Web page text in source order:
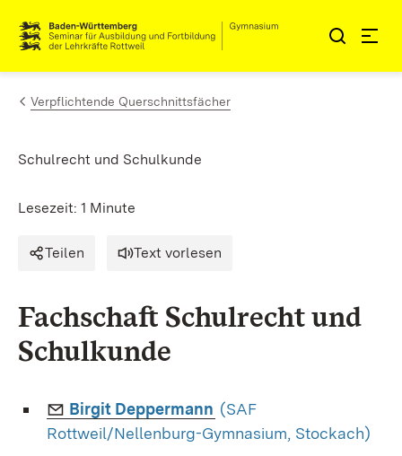
Zum Inhalt springen
Link zur Startseite
Verpflichtende Querschnittsfächer
Schulrecht und Schulkunde
Lesezeit: 1 Minute
Teilen Text vorlesen
Fachschaft Schulrecht und
Schulkunde
E-Mail:
Birgit Deppermann (Öffnet in neuem
(SAF
Rottweil/Nellenburg-Gymnasium, Stockach)